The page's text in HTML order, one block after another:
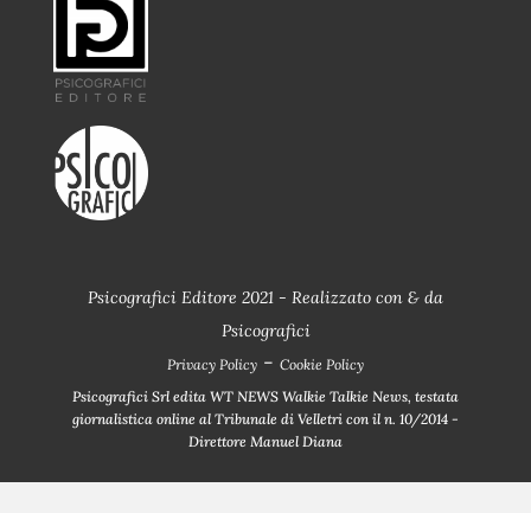
Psicografici Editore 2021 - Realizzato con & da
Psicografici
Privacy Policy - Cookie Policy
Psicografici Srl edita WT NEWS Walkie Talkie News, testata
giornalistica online al Tribunale di Velletri con il n. 10/2014 -
Direttore Manuel Diana